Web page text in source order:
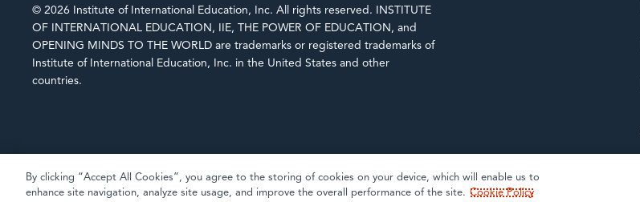
© 2026 Institute of International Education, Inc. All rights reserved. INSTITUTE
OF INTERNATIONAL EDUCATION, IIE, THE POWER OF EDUCATION, and
OPENING MINDS TO THE WORLD are trademarks or registered trademarks of
Institute of International Education, Inc. in the United States and other
countries.
By clicking “Accept All Cookies”, you agree to the storing of cookies on your device, which will enable us to
enhance site navigation, analyze site usage, and improve the overall performance of the site. Cookie Policy